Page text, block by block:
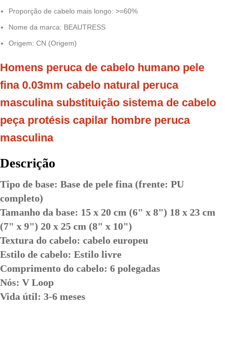
Proporção de cabelo mais longo: >=60%
Nome da marca: BEAUTRESS
Origem: CN (Origem)
Homens peruca de cabelo humano pele
fina 0.03mm cabelo natural peruca
masculina substituição sistema de cabelo
peça protésis capilar hombre peruca
masculina
Descrição
Tipo de base: Base de pele fina (frente: PU
completo)
Tamanho da base: 15 x 20 cm (6" x 8") 18 x 23 cm
(7" x 9") 20 x 25 cm (8" x 10")
Textura do cabelo: cabelo europeu
Estilo de cabelo: Estilo livre
Comprimento do cabelo: 6 polegadas
Nós: V Loop
Vida útil: 3-6 meses